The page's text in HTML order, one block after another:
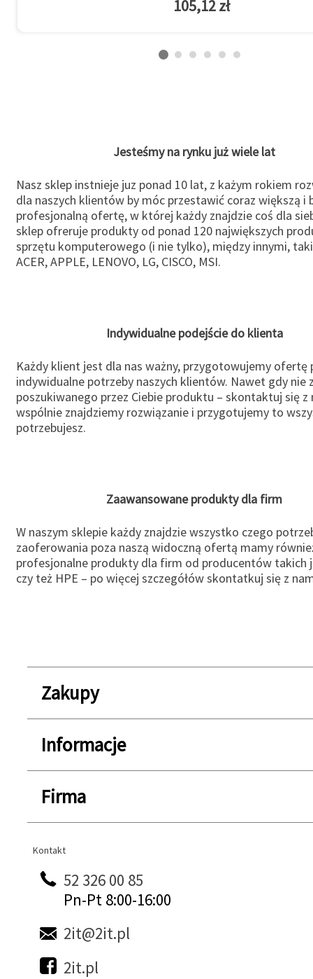
105,12 zł
Jesteśmy na rynku już wiele lat
Nasz sklep instnieje juz ponad 10 lat, z każym rokiem
dla naszych klientów by móc przestawić coraz większą i
profesjonalną ofertę, w której każdy znajdzie coś dla
sklep ofreruje produkty od ponad 120 największych
sprzętu komputerowego (i nie tylko), między innymi,
ACER, APPLE, LENOVO, LG, CISCO, MSI.
Indywidualne podejście do klienta
Każdy klient jest dla nas ważny, przygotowujemy ofertę
indywidualne potrzeby naszych klientów. Nawet gdy nie
poszukiwanego przez Ciebie produktu – skontaktuj się z
wspólnie znajdziemy rozwiązanie i przygotujemy to
potrzebujesz.
Zaawansowane produkty dla firm
W naszym sklepie każdy znajdzie wszystko czego
zaoferowania poza naszą widoczną ofertą mamy
profesjonalne produkty dla firm od producentów takich
czy też HPE – po więcej szczegółów skontatkuj się z
Zakupy
Informacje
Firma
Kontakt
Kontakt
52 326 00 85
Pn-Pt 8:00-16:00
2it@2it.pl
2it.pl